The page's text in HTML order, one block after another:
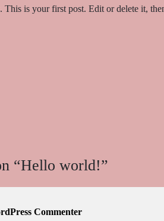
This is your first post. Edit or delete it,
“Hello world!”
Commenter